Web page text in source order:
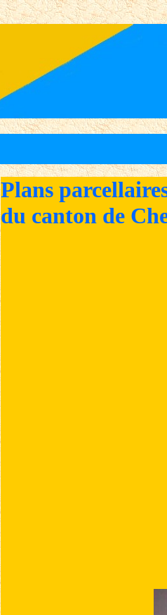
Plans
du canton de